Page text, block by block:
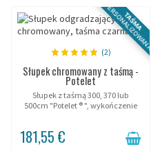
TAŚMA
PERSONALIZOWANA
(2)
Słupek chromowany z taśmą -
Potelet
Słupek z taśmą 300, 370 lub
500cm "Potelet ® ", wykończenie
181,55 €